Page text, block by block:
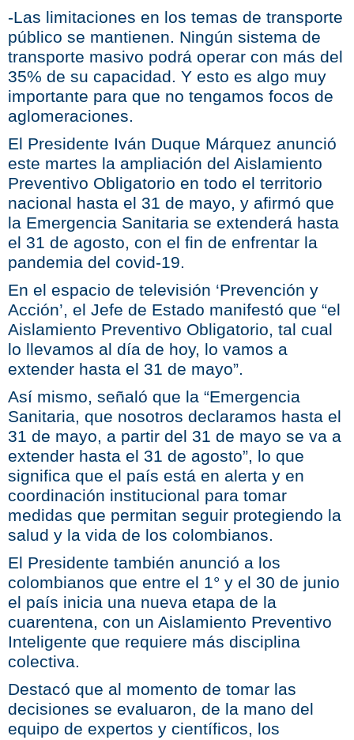
-Las limitaciones en los temas de transporte
público se mantienen. Ningún sistema de
transporte masivo podrá operar con más del
35% de su capacidad. Y esto es algo muy
importante para que no tengamos focos de
aglomeraciones.
El Presidente Iván Duque Márquez anunció
este martes la ampliación del Aislamiento
Preventivo Obligatorio en todo el territorio
nacional hasta el 31 de mayo, y afirmó que
la Emergencia Sanitaria se extenderá hasta
el 31 de agosto, con el fin de enfrentar la
pandemia del covid-19.
En el espacio de televisión ‘Prevención y
Acción’, el Jefe de Estado manifestó que “el
Aislamiento Preventivo Obligatorio, tal cual
lo llevamos al día de hoy, lo vamos a
extender hasta el 31 de mayo”.
Así mismo, señaló que la “Emergencia
Sanitaria, que nosotros declaramos hasta el
31 de mayo, a partir del 31 de mayo se va a
extender hasta el 31 de agosto”, lo que
significa que el país está en alerta y en
coordinación institucional para tomar
medidas que permitan seguir protegiendo la
salud y la vida de los colombianos.
El Presidente también anunció a los
colombianos que entre el 1° y el 30 de junio
el país inicia una nueva etapa de la
cuarentena, con un Aislamiento Preventivo
Inteligente que requiere más disciplina
colectiva.
Destacó que al momento de tomar las
decisiones se evaluaron, de la mano del
equipo de expertos y científicos, los